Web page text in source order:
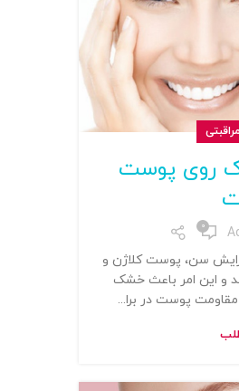
روی پوست
0
سن، پوست کلاژن و
و این امر باعث خشک
پوست در برا...